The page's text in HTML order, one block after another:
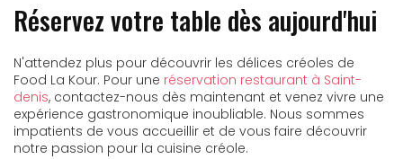
Réservez votre table dès aujourd'hui
N'attendez plus pour découvrir les délices créoles de
Food La Kour. Pour une réservation restaurant à Saint-
denis, contactez-nous dès maintenant et venez vivre une
expérience gastronomique inoubliable. Nous sommes
impatients de vous accueillir et de vous faire découvrir
notre passion pour la cuisine créole.